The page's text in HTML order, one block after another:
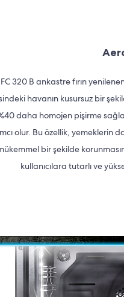
320 B ankastre fırın
havanın kusursuz bir
daha homojen pişirme
olur. Bu özellik, yemeklerin
bir şekilde
kullanıcılara tutarlı ve